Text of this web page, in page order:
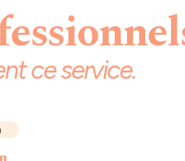
ce service.